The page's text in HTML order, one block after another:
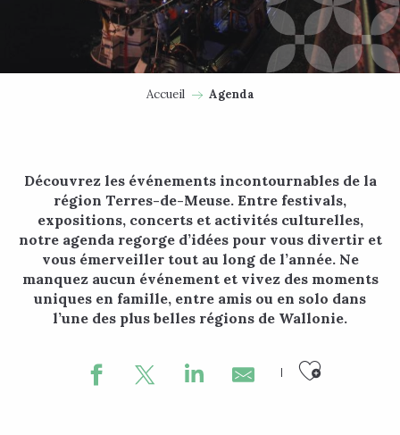
Accueil Agenda
Découvrez les événements incontournables de la
région Terres-de-Meuse. Entre festivals,
expositions, concerts et activités culturelles,
notre agenda regorge d’idées pour vous divertir et
vous émerveiller tout au long de l’année. Ne
manquez aucun événement et vivez des moments
uniques en famille, entre amis ou en solo dans
l’une des plus belles régions de Wallonie.